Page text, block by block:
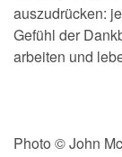
auszudrücken:
Gefühl der
arbeiten und
Photo © John